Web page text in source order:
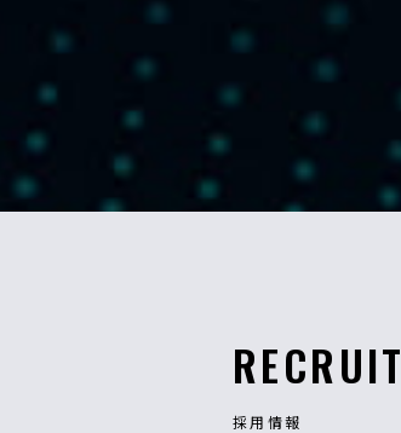
RECRUIT
採用情報